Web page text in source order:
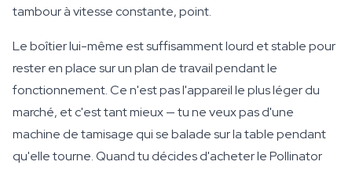
tambour à vitesse constante, point.
Le boîtier lui-même est suffisamment lourd et stable pour
rester en place sur un plan de travail pendant le
fonctionnement. Ce n'est pas l'appareil le plus léger du
marché, et c'est tant mieux — tu ne veux pas d'une
machine de tamisage qui se balade sur la table pendant
qu'elle tourne. Quand tu décides d'acheter le Pollinator